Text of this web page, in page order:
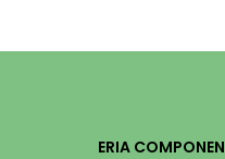
ERIA